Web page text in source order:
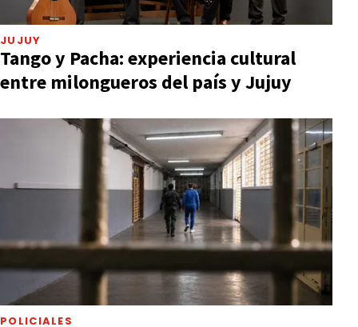
JUJUY
Tango y Pacha: experiencia cultural
entre milongueros del país y Jujuy
POLICIALES